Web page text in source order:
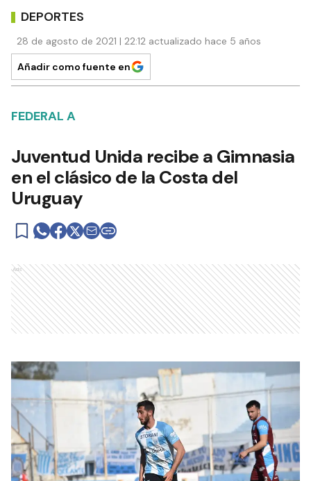
DEPORTES
28 de agosto de 2021 | 22:12 actualizado hace 5 años
Añadir como fuente en
FEDERAL A
Juventud Unida recibe a Gimnasia
en el clásico de la Costa del
Uruguay
Ads